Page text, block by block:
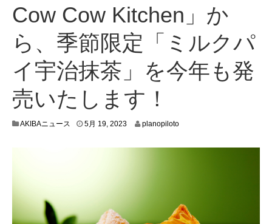
Cow Cow Kitchen」か
ら、季節限定「ミルクパ
イ宇治抹茶」を今年も発
売いたします！
AKIBAニュース 5月 19, 20235
planopiloto